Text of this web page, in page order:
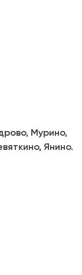
Мурино,
Янино.